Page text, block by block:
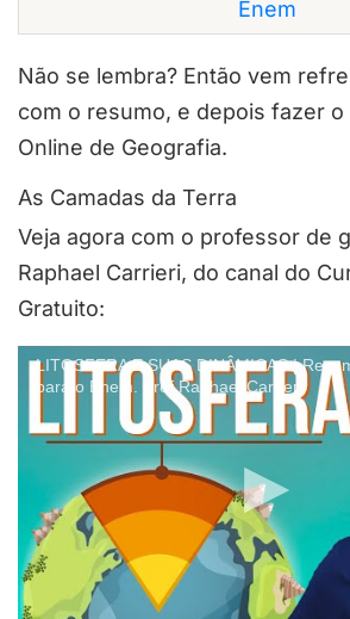
Enem
Não se lembra? Então vem
com o resumo, e depois fazer o
Online de Geografia.
As Camadas da Terra
Veja agora com o professor de
Raphael Carrieri, do canal do
Gratuito:
LITOSFERA E SUAS DINÂMICAS |
para o Enem. Prof Raphael Carrieri